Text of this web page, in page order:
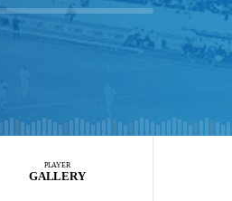
PLAYER
GALLERY